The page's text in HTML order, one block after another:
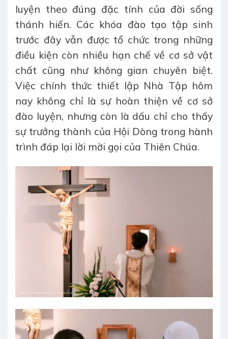
luyện theo đúng đặc tính của đời sống
thánh hiến. Các khóa đào tạo tập sinh
trước đây vẫn được tổ chức trong những
điều kiện còn nhiều hạn chế về cơ sở vật
chất cũng như không gian chuyên biệt.
Việc chính thức thiết lập Nhà Tập hôm
nay không chỉ là sự hoàn thiện về cơ sở
đào luyện, nhưng còn là dấu chỉ cho thấy
sự trưởng thành của Hội Dòng trong hành
trình đáp lại lời mời gọi của Thiên Chúa.